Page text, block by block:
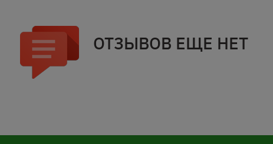
ОТЗЫВОВ ЕЩЕ НЕТ